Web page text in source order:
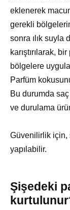
eklenerek
gerekli
sonra ılık suyla
karıştırılarak,
bölgelere
Parfüm
Bu durumda saç
ve durulama
Güvenilirlik için,
yapılabilir.
Şişedeki